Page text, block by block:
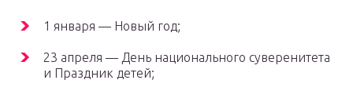
1 января — Новый год;
23 апреля — День национального суверенитета
и Праздник детей;